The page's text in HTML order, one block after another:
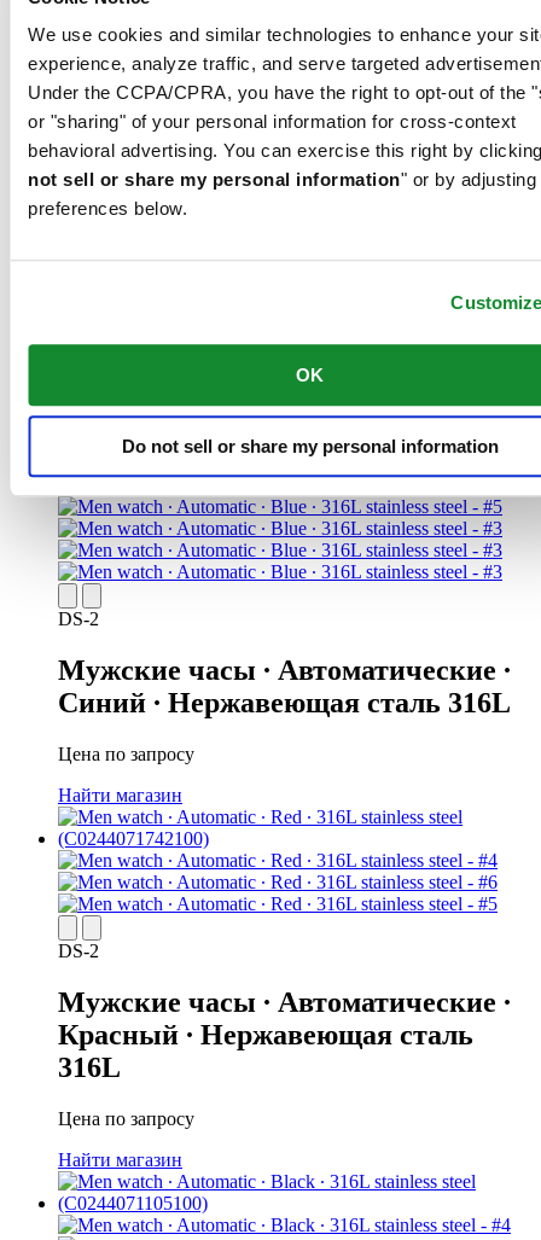
We use cookies and similar technologies to enhance your
experience, analyze traffic, and serve targeted
Under the CCPA/CPRA, you have the right to opt-out of the
or "sharing" of your personal information for cross-context
behavioral advertising. You can exercise this right by
not sell or share my personal information" or by adjusting
preferences below.
OK
Do not sell or share my personal information
Iconic
Мужские часы ∙ Автоматические ∙
Синий ∙ Нержавеющая сталь 316L
DS-2
Мужские часы ∙ Автоматические ∙
Синий ∙ Нержавеющая сталь 316L
Цена по запросу
Найти магазин
DS-2
Мужские часы ∙ Автоматические ∙
Красный ∙ Нержавеющая сталь
316L
Цена по запросу
Найти магазин